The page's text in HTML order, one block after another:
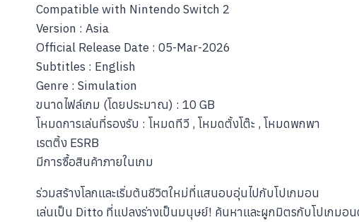
Compatible with Nintendo Switch 2
Version : Asia
Official Release Date : 05-Mar-2026
Subtitles : English
Genre : Simulation
ขนาดไฟล์เกม (โดยประมาณ) : 10 GB
โหมดการเล่นที่รองรับ : โหมดทีวี , โหมดตั้งโต๊ะ , โหมดพกพา
เรตติ้ง ESRB
มีการซื้อสินค้าภายในเกม
ร่วมสร้างโลกและเริ่มต้นชีวิตใหม่ที่แสนอบอุ่นไปกับโปเกมอน
เล่นเป็น Ditto ที่แปลงร่างเป็นมนุษย์! ค้นหาและผูกมิตรกับโปเกม